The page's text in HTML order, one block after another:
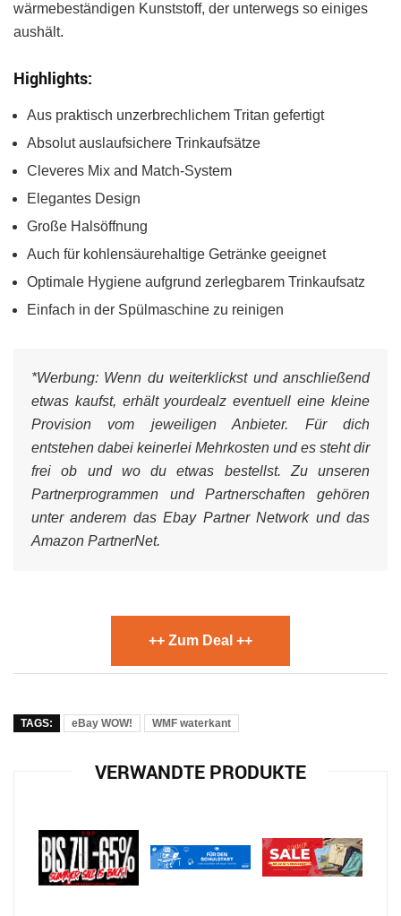
wärmebeständigen Kunststoff, der unterwegs so einiges
aushält.
Highlights:
Aus praktisch unzerbrechlichem Tritan gefertigt
Absolut auslaufsichere Trinkaufsätze
Cleveres Mix and Match-System
Elegantes Design
Große Halsöffnung
Auch für kohlensäurehaltige Getränke geeignet
Optimale Hygiene aufgrund zerlegbarem Trinkaufsatz
Einfach in der Spülmaschine zu reinigen
*Werbung: Wenn du weiterklickst und anschließend
etwas kaufst, erhält yourdealz eventuell eine kleine
Provision vom jeweiligen Anbieter. Für dich
entstehen dabei keinerlei Mehrkosten und es steht dir
frei ob und wo du etwas bestellst. Zu unseren
Partnerprogrammen und Partnerschaften gehören
unter anderem das Ebay Partner Network und das
Amazon PartnerNet.
++ Zum Deal ++
TAGS: eBay WOW! WMF waterkant
VERWANDTE PRODUKTE